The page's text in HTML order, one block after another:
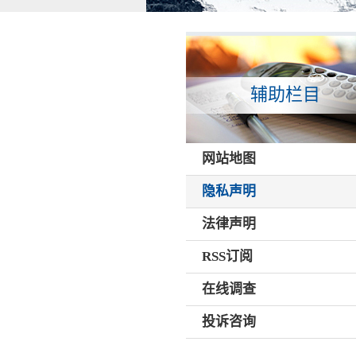
辅助栏目
网站地图
隐私声明
法律声明
RSS订阅
在线调查
投诉咨询